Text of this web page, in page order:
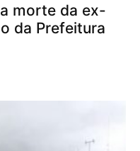
morte da ex-
da Prefeitura